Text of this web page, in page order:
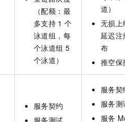
（配额：最
多支持 1 个
泳道组，每
个泳道组 5
个泳道）
道）
无损上线
延迟注册
布
推空保护
服务契约
服务契约
服务测试
服务